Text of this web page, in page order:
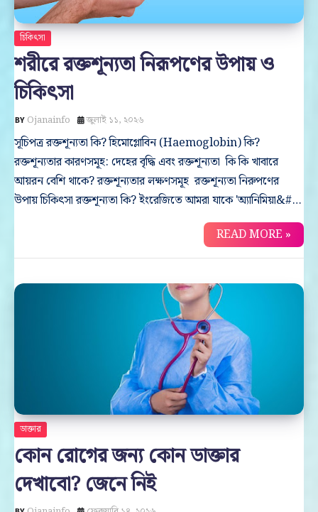
চিকিৎসা
শরীরে রক্তশূন্যতা নিরূপণের উপায় ও
চিকিৎসা
Ojanainfo জুলাই ১১, ২০২৬
সূচিপত্র রক্তশূন্যতা কি? হিমোগ্লোবিন (Haemoglobin) কি?
রক্তশূন্যতার কারণসমূহ: দেহের বৃদ্ধি এবং রক্তশূন্যতা কি কি খাবারে
আয়রন বেশি থাকে? রক্তশূন্যতার লক্ষণসমূহ রক্তশূন্যতা নিরুপণের
উপায় চিকিৎসা রক্তশূন্যতা কি? ইংরেজিতে আমরা যাকে 'অ্যানিমিয়া&#…
READ MORE »
ডাক্তার
কোন রোগের জন্য কোন ডাক্তার
দেখাবো? জেনে নিই